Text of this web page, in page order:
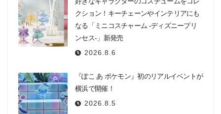
クション！キーチェーンやインテリアにも
なる「ミニコスチャーム -ディズニープリ
ンセス-」新発売
2026.8.6
『ぽこ あ ポケモン』初のリアルイベントが
横浜で開催！
2026.8.5